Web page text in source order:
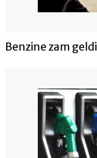
Benzine zam geldi